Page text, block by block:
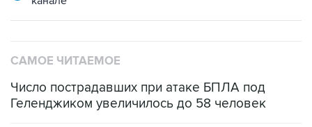
Число пострадавших при атаке БПЛА под
Путин сообщил о решении сосредоточить в